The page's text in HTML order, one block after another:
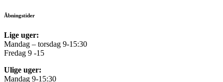
Åbningstider
Lige uger:
Mandag – torsdag 9-15:30
Fredag 9 -15
Ulige uger:
Mandag 9-15:30